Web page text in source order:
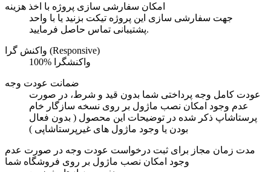
امکان سفارشی سازی پروژه با اخذ هزینه
جهت سفارشی سازی این پروژه تیکت بزنید یا با واحد
پشتیبانی تماس حاصل فرمایید.
واکنش گرا (Responsive)
100% واکنشگرا
ضمانت عودت وجه
عودت کامل وجه پرداختی شما بدون قید و شرط، در صورت
عدم وجود امکان نصب ماژول بر روی نسخه سازگار خام
پرستاشاپ ذکر شده در توضیحات این محصول ( بدون فعال
بودن یا وجود ماژول های غیرپرستاشاپی )
مدت زمان مجاز برای ثبت درخواست عودت وجه در صورت عدم
وجود امکان نصب ماژول بر روی فروشگاه شما